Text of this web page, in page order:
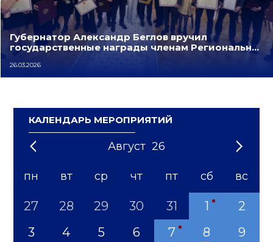
Губернатор Александр Беглов вручил
государственные награды членам Региональн…
26.03.2026
КАЛЕНДАРЬ МЕРОПРИЯТИЙ
Август 26
1 3 5 8 10 12
'21 '23 '24 '25 '26 '27 '28 '29 '31
пн вт ср чт пт сб вс
27 28 29 30 31 1
2
3
4 5 6 7 8
9